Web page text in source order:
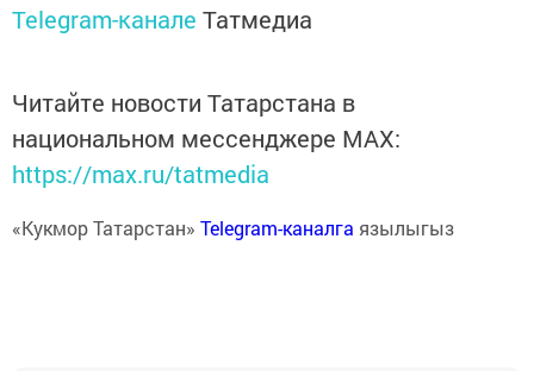
Telegram-канале Татмедиа
Читайте новости Татарстана в
национальном мессенджере MАХ:
https://max.ru/tatmedia
«Кукмор Татарстан» Telegram-каналга язылыгыз